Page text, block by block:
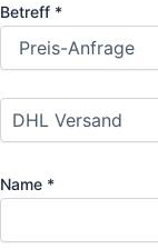
Betreff *
Name *